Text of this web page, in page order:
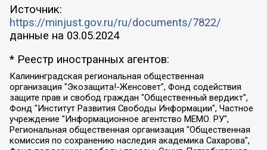
Источник:
https://minjust.gov.ru/ru/documents/7822/
данные на 03.05.2024
* Реестр иностранных агентов:
Калининградская региональная общественная организация "Экозащита!-Женсовет", Фонд содействия защите прав и свобод граждан "Общественный вердикт", Фонд "Институт Развития Свободы Информации", Частное учреждение "Информационное агентство МЕМО. РУ", Региональная общественная организация "Общественная комиссия по сохранению наследия академика Сахарова", Фонд поддержки свободы прессы, Санкт-Петербургская общественная правозащитная организация "Гражданский контроль", Межрегиональная общественная организация "Информационно-просветительский центр "Мемориал", Региональный Фонд "Центр Защиты Прав Средств Массовой Информации", с 05.12.2023 Фонд "Центр Защиты Прав Средств массовой информации", Региональная общественная благотворительная организация помощи беженцам и мигрантам "Гражданское содействие", Негосударственное образовательное учреждение дополнительного профессионального образования (повышение квалификации) специалистов "АКАДЕМИЯ ПО ПРАВАМ ЧЕЛОВЕКА", Свердловская региональная общественная организация "Сутяжник", Автономная некоммерческая организация "Центр независимых социологических исследований", Союз общественных объединений "Российский исследовательский центр по правам человека", Региональное общественное учреждение научно-информационный центр "МЕМОРИАЛ", Некоммерческая организация "Фонд защиты гласности", Автономная некоммерческая организация "Институт прав человека", Городская общественная организация "Екатеринбургское общество "МЕМОРИАЛ", Городская общественная организация "Рязанское историко-просветительское и правозащитное общество "Мемориал" (Рязанский Мемориал), Челябинский региональный орган общественной самодеятельности – женское общественное объединение "Женщины Евразии", Челябинский региональный орган общественной самодеятельности "Уральская правозащитная группа", Фонд содействия защите здоровья и социальной справедливости имени Андрея Рылькова, Автономная Некоммерческая Организация "Аналитический Центр Юрия Левады", Автономная некоммерческая организация социальной поддержки населения "Проект Апрель", Региональная общественная организация помощи женщинам и детям, находящимся в кризисной ситуации "Информационно-методический центр "Анна", Фонд содействия развитию массовых коммуникаций и правовому просвещению "Так-так-Так", Фонд содействия устойчивому развитию "Серебряная тайга", Свердловский региональный общественный фонд социальных проектов "Новое время", "Idel.Реалии", Кавказ.Реалии, Крым.Реалии, Телеканал Настоящее Время, Татаро-башкирская служба Радио Свобода (Azatliq Radiosi), Радио Свободная Европа/Радио Свобода (PCE/PC), "Сибирь.Реалии", "Фактограф", Благотворительный фонд помощи осужденным и их семьям, Автономная некоммерческая организация "Институт глобализации и социальных движений", Фонд "В защиту прав заключенных", Частное учреждение "Центр поддержки и содействия развитию средств массовой информации", Пензенский региональный общественный благотворительный фонд "Гражданский союз", "Север.Реалии", Некоммерческая организация Фонд "Правовая инициатива", Общество с ограниченной ответственностью "Радио Свободная Европа/Радио Свобода", Чешское информационное агентство "MEDIUM-ORIENT", Красноярская региональная общественная организация "Мы против СПИДа", Камалягин Денис Николаевич, Маркелов Сергей Евгеньевич, Пономарев Лев Александрович, Савицкая Людмила Алексеевна, Автономная некоммерческая организация "Центр по работе с проблемой насилия "НАСИЛИЮ.НЕТ", Межрегиональный профессиональный союз работников здравоохранения "Альянс врачей", Юридическое лицо, зарегистрированное в Латвийской Республике, SIA "Medusa Project" (регистрационный номер 40103797863, дата регистрации 10.06.2014), Некоммерческая организация "Фонд по борьбе с коррупцией", Автономная некоммерческая организация "Институт права и публичной политики", Баданин Роман Сергеевич, Гликин Максим Александрович, Железнова Мария Михайловна, Лукьянова Юлия Сергеевна, Маетная Елизавета Витальевна, Маняхин Петр Борисович, Чуракова Ольга Владимировна, Ярош Юлия Петровна, Юридическое лицо "The Insider SIA", зарегистрированное в Риге, Латвийская Республика (дата регистрации 26.06.2015), являющееся администратором доменного имени интернет-издания "The Insider SIA", https://theins.ru, Постернак Алексей Евгеньевич, Рубин Михаил Аркадьевич, Анин Роман Александрович, Юридическое лицо Istories fonds, зарегистрированное в Латвийской Республике (регистрационный номер 50008295751, дата регистрации 24.02.2020), Великовский Дмитрий Александрович, Долинина Ирина Николаевна, Мароховская Алеся Алексеевна, Шлейнов Роман Юрьевич, Шмагун Олеся Валентиновна, Общество с ограниченной ответственностью "Альтаир 2021", Общество с ограниченной ответственностью "Вега 2021", Общество с ограниченной ответственностью "Главный редактор 2021", Общество с ограниченной ответственностью "Ромашки монолит", Важенков Артем Валерьевич, Ивановская областная общественная организация "Центр гендерных исследований", Гурман Юрий Альбертович, Медиапроект "ОВД-Инфо", Егоров Владимир Владимирович, Жилинский Владимир Александрович, Общество с ограниченной ответственностью "ЗП", Иванова София Юрьевна, Карезина Инна Павловна, Кильтау Екатерина Викторовна, Петров Алексей Викторович, Пискунов Сергей Евгеньевич, Смирнов Сергей Сергеевич, Тихонов Михаил Сергеевич, Общество с ограниченной ответственностью "ЖУРНАЛИСТ-ИНОСТРАННЫЙ АГЕНТ", Арапова Галина Юрьевна, Вольтская Татьяна Анатольевна, Американская компания "Mason G.E.S. Anonymous Foundation" (США), являющаяся владельцем интернет-издания https://mnews.world/, Компания "Stichting Bellingcat", зарегистрированная в Нидерландах (дата регистрации 11.07.2018), Захаров Андрей Вячеславович, Клепиковская Екатерина Дмитриевна, Общество с ограниченной ответственностью "МЕМО", Перл Роман Александрович, Симонов Евгений Алексеевич, Соловьева Елена Анатольевна, Сотников Даниил Владимирович, Сурначева Елизавета Дмитриевна, Автономная некоммерческая организация по защите прав человека и информированию населения "Якутия – Наше Мнение", Общество с ограниченной ответственностью "Москоу диджитал медиа", с 26.01.2023 Общество с ограниченной ответственностью "Чайка Белые сады", Ветошкина Валерия Валерьевна, Заговора Максим Александрович, Межрегиональное общественное движение "Российская ЛГБТ - сеть", Оленичев Максим Владимирович, Павлов Иван Юрьевич, Скворцова Елена Сергеевна, Общество с ограниченной ответственностью "Как бы инагент", Кочетков Игорь Викторович, Общество с ограниченной ответственностью "Честные выборы", Еланчик Олег Александрович, Общество с ограниченной ответственностью "Нобелевский призыв", Гималова Регина Эмилевна, Григорьев Андрей Валерьевич, Григорьева Алина Александровна, Ассоциация по содействию защите прав призывников, альтернативнослужащих и военнослужащих "Правозащитная группа "Гражданин.Армия.Право", Хисамова Регина Фаритовна, Автономная некоммерческая организация по реализации социально-правовых программ "Лилит", Дальневосточное общественное движение "Маяк", Санкт-Петербургская ЛГБТ-инициативная группа "Выход", Инициативная группа ЛГБТ+ "Реверс", Алексеев Андрей Викторович, Бекбулатова Таисия Львовна, Беляев Иван Михайлович, Владыкина Елена Сергеевна, Гельман Марат Александрович, Никульшина Вероника Юрьевна, Толоконникова Надежда Андреевна, Шендерович Виктор Анатольевич, Общество с ограниченной ответственностью "Данное сообщение", Общество с ограниченной ответственностью Издательский дом "Новая глава", Айнбиндер Александра Александровна, Московский комьюнити-центр для ЛГБТ+инициатив, Благотворительный фонд развития филантропии, Deutsche Welle (Германия, Kurt-Schumacher-Strasse 3, 53113 Bonn), Борзунова Мария Михайловна, Воробьев Виктор Викторович, Голубева Анна Львовна, Константинова Алла Михайловна, Малкова Ирина Владимировна, Мурадов Мурад Абдулгалимович, Осетинская Елизавета Николаевна, Понасенков Евгений Николаевич, Ганапольский Матвей Юрьевич, Киселев Евгений Алексеевич, Борухович Ирина Григорьевна, Дремин Иван Тимофеевич, Дубровский Дмитрий Викторович, Красноярская региональная общественная организация поддержки и развития альтернативных образовательных технологий и межкультурных коммуникаций "ИНТЕРРА", Маяковская Екатерина Алексеевна, Фейгин Марк Захарович, Филимонов Андрей Викторович, Дзугкоева Регина Николаевна, Доброхотов Роман Александрович, Дудь Юрий Александрович, Елкин Сергей Владимирович, Кругликов Кирилл Игоревич, Сабунаева Мария Леонидовна, Семенов Алексей Владимирович, Шаинян Карен Багратович, Шульман Екатерина Михайловна, Асафьев Артур Валерьевич, Вахштайн Виктор Семенович, Венедиктов Алексей Алексеевич, Лушникова Екатерина Евгеньевна, Волков Леонид Михайлович, Невзоров Александр Глебович, Пархоменко Сергей Борисович, Сироткин Ярослав Николаевич, Кара-Мурза Владимир Владимирович, Баранова Наталья Владимировна, Гозман Леонид Яковлевич, Кагарлицкий Борис Юльевич, Климарев Михаил Валерьевич, Милов Владимир Станиславович, Автономная некоммерческая организация Краснодарский центр современного искусства "Типография", Моргенштерн Алишер Тагирович, Соболь Любовь Эдуардовна, Общество с ограниченной ответственностью "ЛИЗА НОРМ", Каспаров Гарри Кимович, Ходорковский Михаил Борисович, Общество с ограниченной ответственностью "Апрельские тезисы", Данилович Ирина Брониславовна, Кашин Олег Владимирович, Петров Николай Владимирович, Пивоваров Алексей Владимирович, Соколов Михаил Владимирович, Цветкова Юлия Владимировна, Чичваркин Евгений Александрович, Комитет против пыток/Команда против пыток, Общество с ограниченной ответственностью "Первый научный", Общество с ограниченной ответственностью "Вертолет и ко", Белоцерковская Вероника Борисовна, Кац Максим Евгеньевич, Лазарева Татьяна Юрьевна, Шаведдинов Руслан Табризович, Яшин Илья Валерьевич, Общество с ограниченной ответственностью "Иноагент ААВ", Алешковский Дмитрий Петрович, Альбац Евгения Марковна, Быков Дмитрий Львович, Галямина Юлия Евгеньевна, Лойко Сергей Леонидович, Мартынов Кирилл Константинович, Медведев Сергей Александрович, Крашенинников Федор Геннадиевич, Гордеева Катерина Вл